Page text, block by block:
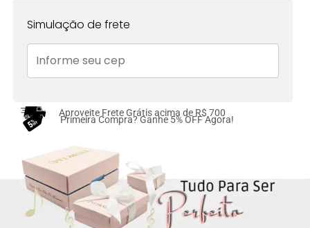
1x deR$314.00sem
juros no cartão
R$314.00
juros no cartão
juros no cartão
4x deR$78.50sem
juros no cartão
R$314.00
Simulação de frete
Aproveite Frete Grátis acima de R$ 700
Primeira Compra? Ganhe 5% OFF Agora!